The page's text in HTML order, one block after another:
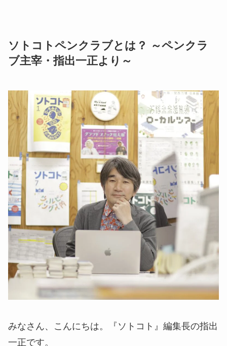
ソトコトペンクラブとは？ ～ペンクラ
ブ主宰・指出一正より～
みなさん、こんにちは。『ソトコト』編集長の指出
一正です。